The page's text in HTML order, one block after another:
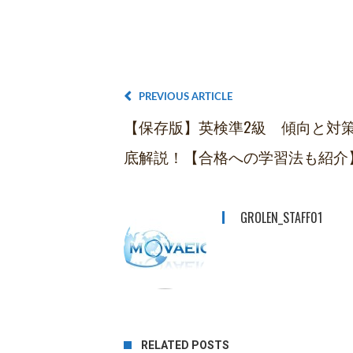
PREVIOUS ARTICLE
【保存版】英検準2級 傾向と対
底解説！【合格への学習法も紹介
GROLEN_STAFF01
RELATED POSTS